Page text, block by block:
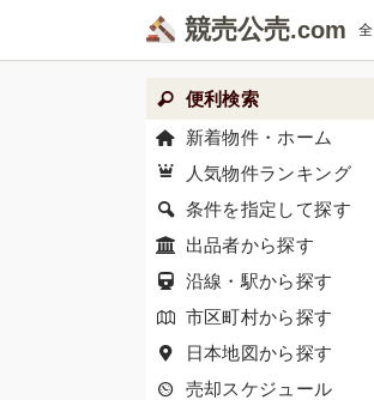
競売公売
便利検索
新着物件・ホーム
人気物件ランキング
条件を指定して探す
出品者から探す
沿線・駅から探す
市区町村から探す
日本地図から探す
売却スケジュール